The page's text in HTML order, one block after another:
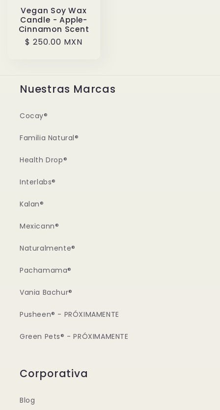
Vegan Soy Wax
Candle - Apple-
Cinnamon Scent
Regular
$ 250.00 MXN
Nuestras Marcas
Cocay®
Familia Natural®
Health Drop®
Interlabs®
Kalan®
Mexicann®
Naturalmente®
Pachamama®
Vania Bachur®
Pusheen® - PRÓXIMAMENTE
Green Pets® - PRÓXIMAMENTE
Corporativa
Blog